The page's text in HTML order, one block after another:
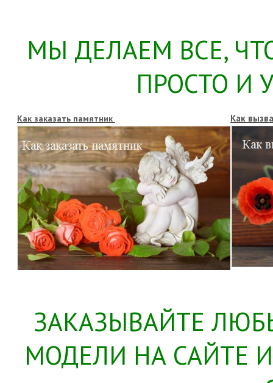
МЫ ДЕЛАЕМ ВСЕ,
ПРОСТО И
Как заказать памятник Как
ЗАКАЗЫВАЙТЕ
МОДЕЛИ НА САЙТЕ